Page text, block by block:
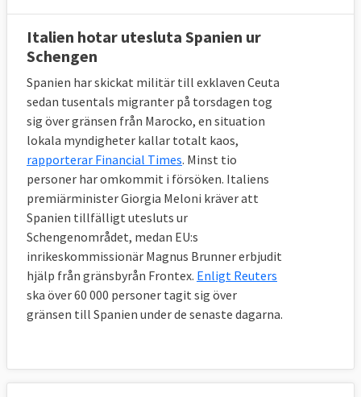
om EU:s asylbyrå och
mottagandedirektivet.
3. Vad tycker EU:s invånare om
invandring?
Opinionsundersökningar som EU-
kommissionen låtit göravisar att en
majoritet av EU:s medborgare har en
negativ syn på invandring från länder
utanför EU.
slutet av 2019 svarade
procent att de hade ganska eller mycket
negativ syn på invandring av människor som
Irland är det EU-land där flest är positiva till
Italien hotar utesluta Spanien ur
Schengen
Spanien har skickat militär till exklaven Ceuta
sedan tusentals migranter på torsdagen tog
sig över gränsen från Marocko, en situation
lokala myndigheter kallar totalt kaos,
rapporterar Financial Times. Minst tio
personer har omkommit i försöken. Italiens
premiärminister Giorgia Meloni kräver att
Spanien tillfälligt utesluts ur
Schengenområdet, medan EU:s
inrikeskommissionär Magnus Brunner erbjudit
hjälp från gränsbyrån Frontex. Enligt Reuters
ska över 60 000 personer tagit sig över
gränsen till Spanien under de senaste dagarna.